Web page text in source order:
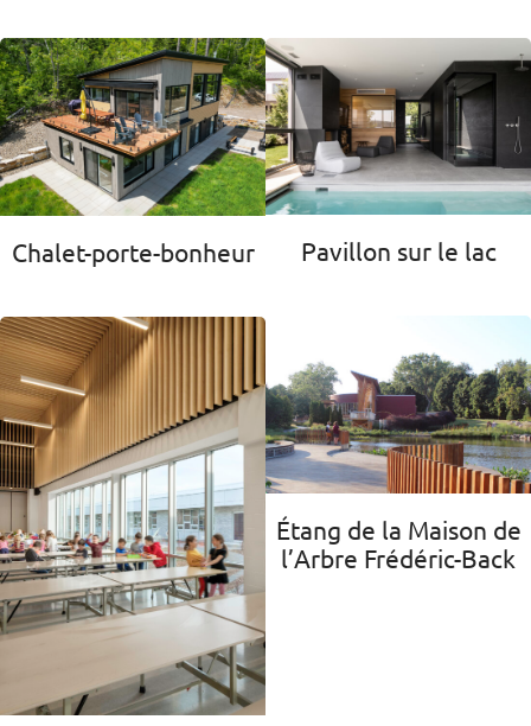
Chalet-porte-bonheur Pavillon sur le lac
Étang de la Maison de
l’Arbre Frédéric-Back